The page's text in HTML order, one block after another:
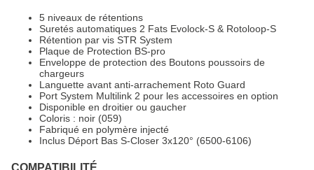
5 niveaux de rétentions
Suretés automatiques 2 Fats Evolock-S & Rotoloop-S
Rétention par vis STR System
Plaque de Protection BS-pro
Enveloppe de protection des Boutons poussoirs de
chargeurs
Languette avant anti-arrachement Roto Guard
Port System Multilink 2 pour les accessoires en option
Disponible en droitier ou gaucher
Coloris : noir (059)
Fabriqué en polymère injecté
Inclus Déport Bas S-Closer 3x120° (6500-6106)